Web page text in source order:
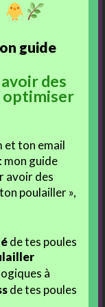
de nombreuses
de transport,
chez
les stocks sont tous
procurer si vous
de
(pastille, liquide, gel,
les informations
parLéo Grasset
guide
des
optimiser
et ton email
mon guide
avoir des
poulailler »,
de tes poules
à
de tes poules